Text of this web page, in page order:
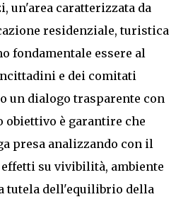
un'area caratterizzata da
residenziale, turistica
fondamentale essere al
e dei comitati
un dialogo trasparente con
obiettivo è garantire che
presa analizzando con il
su vivibilità, ambiente
tutela dell'equilibrio della